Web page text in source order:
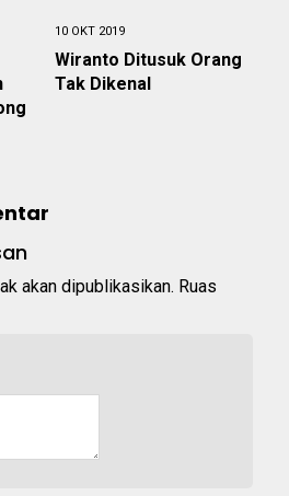
10 OKT 2019
Wiranto Ditusuk Orang
Tak Dikenal
akan dipublikasikan. Ruas